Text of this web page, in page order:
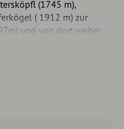
(1745 m),
( 1912 m) zur
und von dort weiter
wandern.